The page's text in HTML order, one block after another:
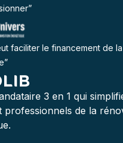
faciliter le financement de
3 en 1 qui
professionnels de la